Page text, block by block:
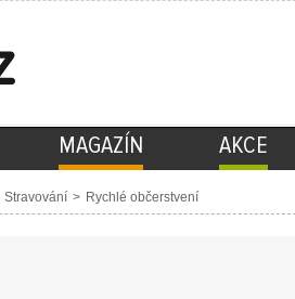
MAGAZÍN AKCE
Stravování > Rychlé občerstvení